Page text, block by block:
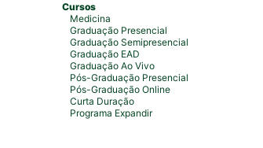
Cursos
Medicina
Graduação Presencial
Graduação Semipresencial
Graduação EAD
Graduação Ao Vivo
Pós-Graduação Presencial
Pós-Graduação Online
Curta Duração
Programa Expandir